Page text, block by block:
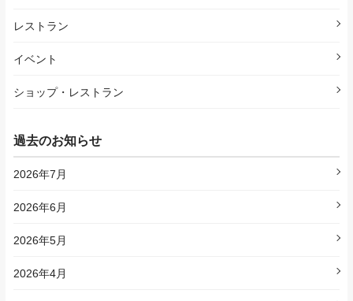
レストラン
イベント
ショップ・レストラン
過去のお知らせ
2026年7月
2026年6月
2026年5月
2026年4月